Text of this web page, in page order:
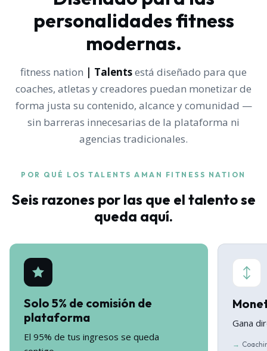
personalidades fitness
modernas.
fitness nation | Talentsestá diseñado para que
coaches, atletas y creadores puedan monetizar de
forma justa su contenido, alcance y comunidad —
sin barreras innecesarias de la plataforma ni
agencias tradicionales.
POR QUÉ LOS TALENTS AMAN FITNESS NATION
Seis razones por las que el talento se
queda aquí.
Solo 5% de comisión de
plataforma
El 95% de tus ingresos se queda
Gana